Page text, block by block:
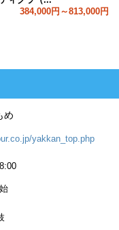
384,000円～813,000円
め
yakkan_top.php